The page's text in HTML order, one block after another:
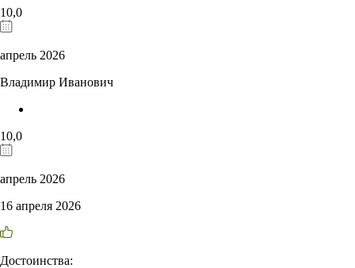
10,0
апрель 2026
Владимир Иванович
10,0
апрель 2026
16 апреля 2026
Достоинства: